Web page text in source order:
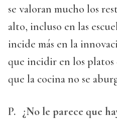
se valoran mucho los
alto, incluso en las
incide más en la
que incidir en los platos
que la cocina no se
P.
¿No le parece que